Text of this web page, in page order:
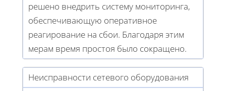
решено внедрить систему мониторинга,
обеспечивающую оперативное
реагирование на сбои. Благодаря этим
мерам время простоя было сокращено.
Неисправности сетевого оборудования